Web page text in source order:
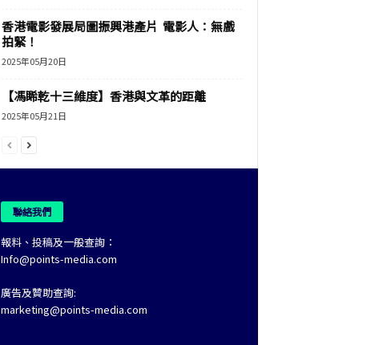
香港電影發展局圖振興港產片 電影人：無戲
拍緊！
2025年05月20日
【馮睎乾十三維度】香港與文革的距離
2025年05月21日
聯絡我們
報料、投稿及一般查詢：
Info@points-media.com
廣告及贊助查詢:
marketing@points-media.com